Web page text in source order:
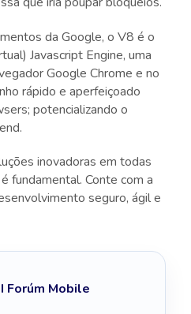
da Google, o V8 é o
Javascript Engine, uma
Google Chrome e no
rápido e aperfeiçoado
potencializando o
inovadoras em todas
fundamental. Conte com a
seguro, ágil e
Forúm Mobile